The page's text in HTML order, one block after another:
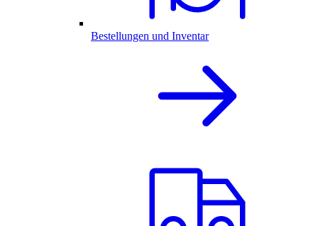
Bestellungen und Inventar